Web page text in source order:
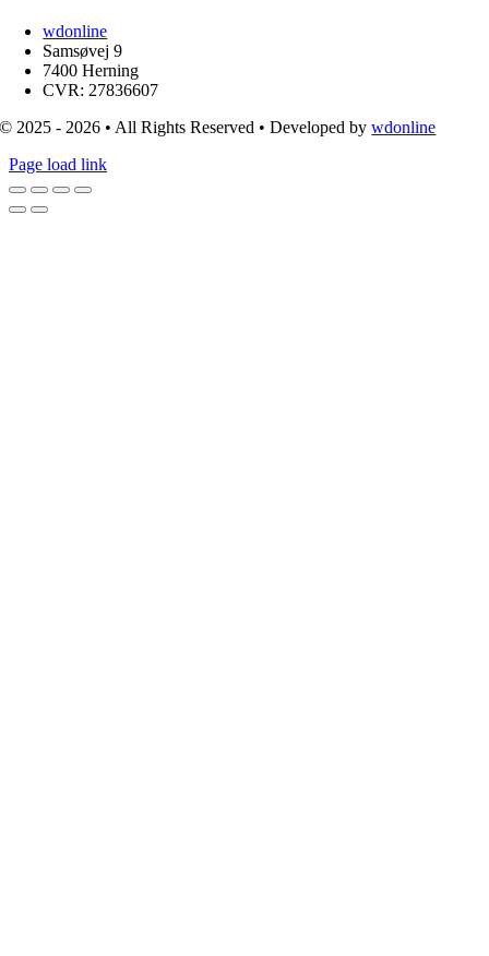
wdonline
Samsøvej 9
7400 Herning
CVR: 27836607
© 2025 - 2026 • All Rights Reserved • Developed bywdonline
Page load link